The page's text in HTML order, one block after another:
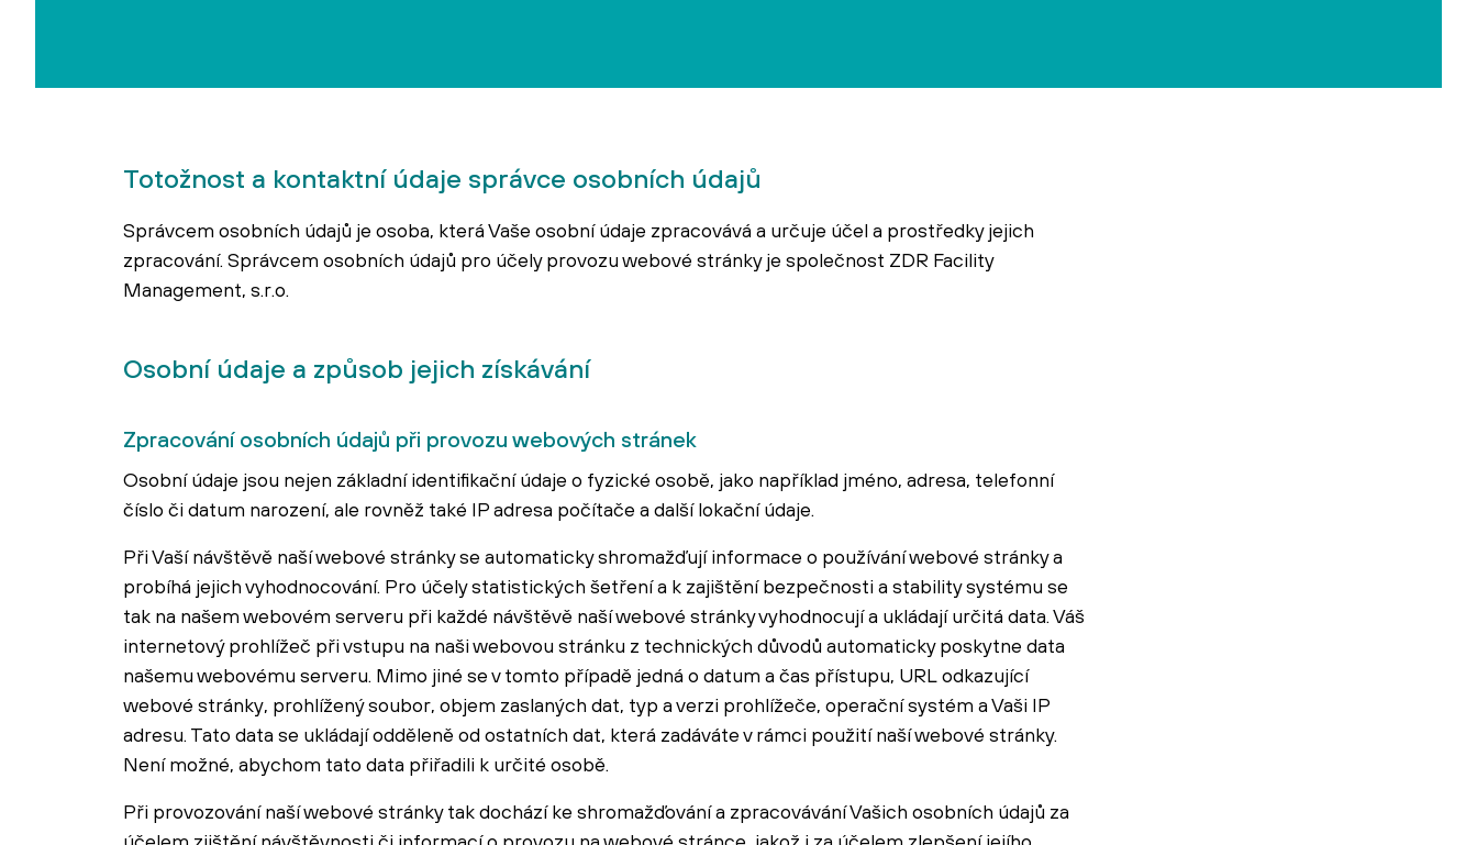
Totožnost a kontaktní údaje správce osobních údajů
Správcem osobních údajů je osoba, která Vaše osobní údaje zpracovává a určuje účel a prostředky jejich
zpracování. Správcem osobních údajů pro účely provozu webové stránky je společnost ZDR Facility
Management, s.r.o.
Osobní údaje a způsob jejich získávání
Zpracování osobních údajů při provozu webových stránek
Osobní údaje jsou nejen základní identifikační údaje o fyzické osobě, jako například jméno, adresa, telefonní
číslo či datum narození, ale rovněž také IP adresa počítače a další lokační údaje.
Při Vaší návštěvě naší webové stránky se automaticky shromažďují informace o používání webové stránky a
probíhá jejich vyhodnocování. Pro účely statistických šetření a k zajištění bezpečnosti a stability systému se
tak na našem webovém serveru při každé návštěvě naší webové stránky vyhodnocují a ukládají určitá data. Váš
internetový prohlížeč při vstupu na naši webovou stránku z technických důvodů automaticky poskytne data
našemu webovému serveru. Mimo jiné se v tomto případě jedná o datum a čas přístupu, URL odkazující
webové stránky, prohlížený soubor, objem zaslaných dat, typ a verzi prohlížeče, operační systém a Vaši IP
adresu. Tato data se ukládají odděleně od ostatních dat, která zadáváte v rámci použití naší webové stránky.
Není možné, abychom tato data přiřadili k určité osobě.
Při provozování naší webové stránky tak dochází ke shromažďování a zpracovávání Vašich osobních údajů za